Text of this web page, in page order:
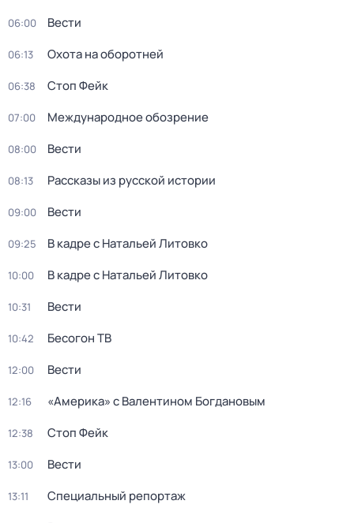
06:00 Вести
06:13 Охота на оборотней
06:38 Стоп Фейк
07:00 Международное обозрение
08:00 Вести
08:13 Рассказы из русской истории
09:00 Вести
09:25 В кадре с Натальей Литовко
10:00 В кадре с Натальей Литовко
10:31 Вести
10:42 Бесогон ТВ
12:00 Вести
12:16 «Америка» с Валентином Богдановым
12:38 Стоп Фейк
13:00 Вести
13:11 Специальный репортаж